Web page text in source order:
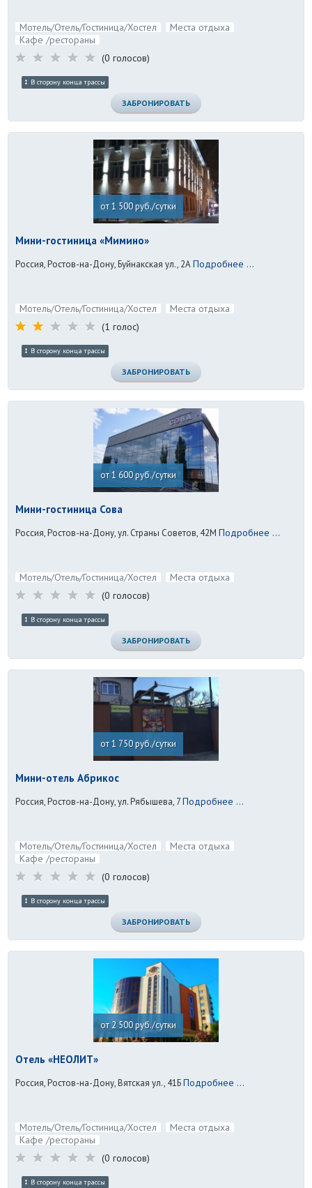
Мотель/Отель/Гостиница/Хостел
Места отдыха
Кафе /рестораны
(0 голосов)
В сторону конца трассы
ЗАБРОНИРОВАТЬ
от 1 500 руб./сутки
Мини-гостиница «Мимино»
Россия, Ростов-на-Дону, Буйнакская ул., 2АПодробнее ...
Мотель/Отель/Гостиница/Хостел
Места отдыха
(1 голос)
В сторону конца трассы
ЗАБРОНИРОВАТЬ
от 1 600 руб./сутки
Мини-гостиница Сова
Россия, Ростов-на-Дону, ул. Страны Советов, 42М Подробнее ...
Мотель/Отель/Гостиница/Хостел
Места отдыха
(0 голосов)
В сторону конца трассы
ЗАБРОНИРОВАТЬ
от 1 750 руб./сутки
Мини-отель Абрикос
Россия, Ростов-на-Дону, ул. Рябышева, 7Подробнее ...
Мотель/Отель/Гостиница/Хостел
Места отдыха
Кафе /рестораны
(0 голосов)
В сторону конца трассы
ЗАБРОНИРОВАТЬ
от 2 500 руб./сутки
Отель «НЕОЛИТ»
Россия, Ростов-на-Дону, Вятская ул., 41БПодробнее ...
Мотель/Отель/Гостиница/Хостел
Места отдыха
Кафе /рестораны
(0 голосов)
В сторону конца трассы